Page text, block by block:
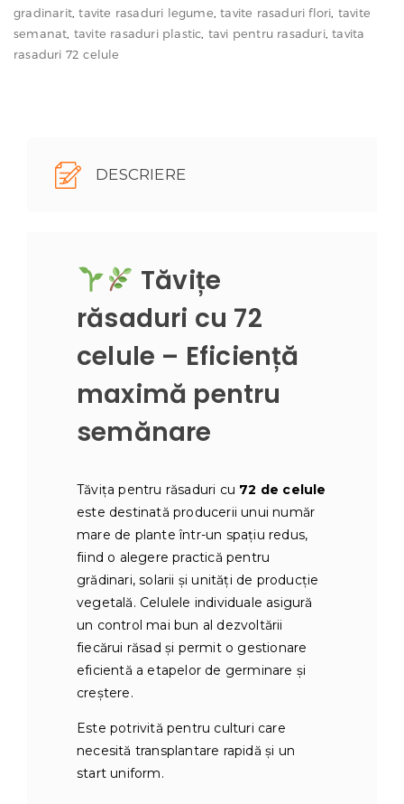
10
bucăți
–
gradinarit ,tavite rasaduri legume ,tavite rasaduri flori tavite
semanat tavite rasaduri plastic tavi pentru rasaduri,tavita
rasaduri 72 celule
DESCRIERE
Tăvițe
răsaduri cu 72
celule – Eficiență
maximă pentru
semănare
Tăvița pentru răsaduri cu 72 de celule
este destinată producerii unui număr
mare de plante într-un spațiu redus,
fiind o alegere practică pentru
grădinari, solarii și unități de producție
vegetală. Celulele individuale asigură
un control mai bun al dezvoltării
fiecărui răsad și permit o gestionare
eficientă a etapelor de germinare și
creștere.
Este potrivită pentru culturi care
necesită transplantare rapidă și un
start uniform.